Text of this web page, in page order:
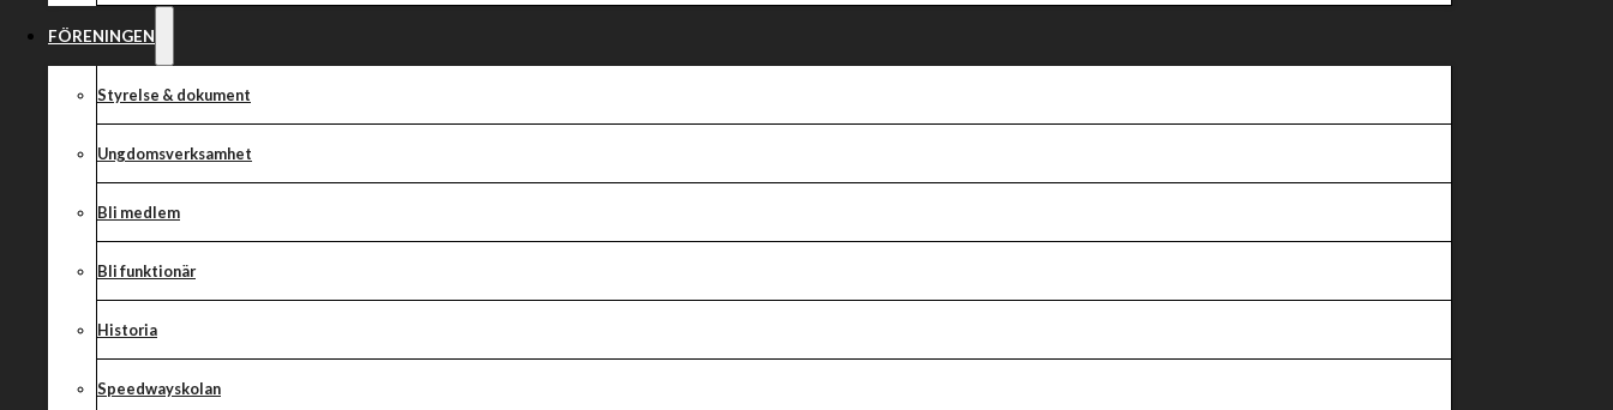
FÖRENINGEN
Styrelse & dokument
Ungdomsverksamhet
Bli medlem
Bli funktionär
Historia
Speedwayskolan